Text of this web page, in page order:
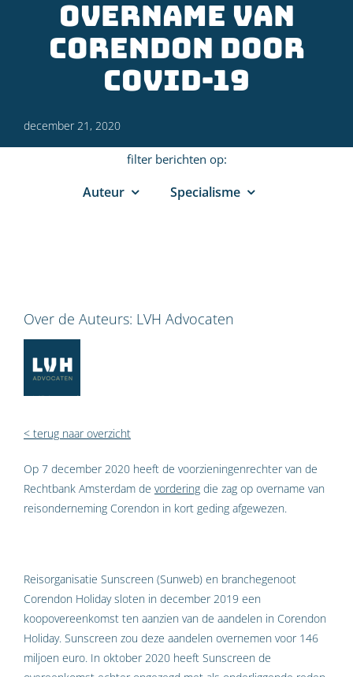
overname van
Corendon door
Covid-19
december 21, 2020
filter berichten op:
Auteur Specialisme
Over de Auteurs: LVH Advocaten
< terug naar overzicht
Op 7 december 2020 heeft de voorzieningenrechter van de
Rechtbank Amsterdam de vordering die zag op overname van
reisonderneming Corendon in kort geding afgewezen.
Reisorganisatie Sunscreen (Sunweb) en branchegenoot
Corendon Holiday sloten in december 2019 een
koopovereenkomst ten aanzien van de aandelen in Corendon
Holiday. Sunscreen zou deze aandelen overnemen voor 146
miljoen euro. In oktober 2020 heeft Sunscreen de